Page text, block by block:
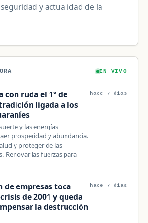
y actualidad de la
EN VIVO
con ruda el 1º de
ligada a los
y las energías
prosperidad y abundancia.
y proteger de las
Renovar las fuerzas para
hace 7 días
de empresas toca
de 2001 y queda
la destrucción
hace 7 días